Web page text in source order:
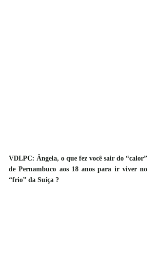
VDLPC: Ângela, o que fez você sair do “calor”
de Pernambuco aos 18 anos para ir viver no
“frio” da Suíça ?